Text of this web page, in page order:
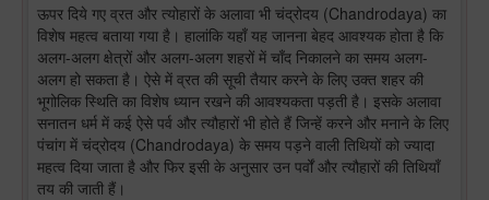
ऊपर दिये गए व्रत और त्योहारों के अलावा भी चंद्रोदय (Chandrodaya) का
विशेष महत्व बताया गया है। हालांकि यहाँ यह जानना बेहद आवश्यक होता है कि
अलग-अलग क्षेत्रों और अलग-अलग शहरों में चाँद निकालने का समय अलग-
अलग हो सकता है। ऐसे में व्रत की सूची तैयार करने के लिए उक्त शहर की
भूगोलिक स्थिति का विशेष ध्यान रखने की आवश्यकता पड़ती है। इसके अलावा
सनातन धर्म में कई ऐसे पर्व और त्यौहारों भी होते हैं जिन्हें करने और मनाने के लिए
पंचांग में चंद्रोदय (Chandrodaya) के समय पड़ने वाली तिथियों को ज्यादा
महत्व दिया जाता है और फिर इसी के अनुसार उन पर्वों और त्यौहारों की तिथियाँ
तय की जाती हैं।